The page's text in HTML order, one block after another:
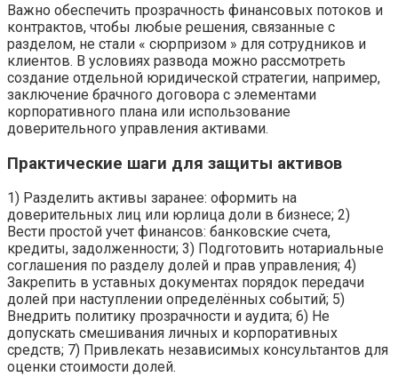
Важно обеспечить прозрачность финансовых потоков и
контрактов, чтобы любые решения, связанные с
разделом, не стали « сюрпризом » для сотрудников и
клиентов. В условиях развода можно рассмотреть
создание отдельной юридической стратегии, например,
заключение брачного договора с элементами
корпоративного плана или использование
доверительного управления активами.
Практические шаги для защиты активов
1) Разделить активы заранее: оформить на
доверительных лиц или юрлица доли в бизнесе; 2)
Вести простой учет финансов: банковские счета,
кредиты, задолженности; 3) Подготовить нотариальные
соглашения по разделу долей и прав управления; 4)
Закрепить в уставных документах порядок передачи
долей при наступлении определённых событий; 5)
Внедрить политику прозрачности и аудита; 6) Не
допускать смешивания личных и корпоративных
средств; 7) Привлекать независимых консультантов для
оценки стоимости долей.